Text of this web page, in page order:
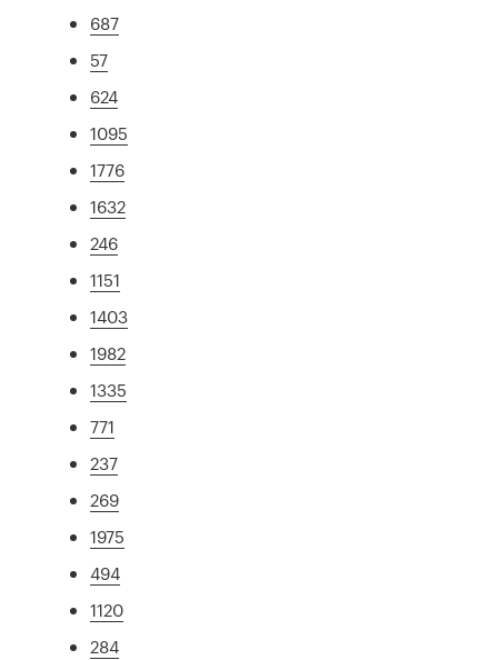
687
57
624
1095
1776
1632
246
1151
1403
1982
1335
771
237
269
1975
494
1120
284